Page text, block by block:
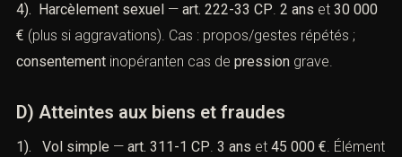
4). Harcèlement sexuel — art. 222-33 CP. 2 ans et 30 000
€ (plus si aggravations). Cas : propos/gestes répétés ;
consentement inopéranten cas de pression grave.
D) Atteintes aux biens et fraudes
1). Vol simple — art. 311-1 CP. 3 ans et 45 000 €. Élément